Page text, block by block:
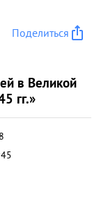
Поделиться
в Великой
гг.»